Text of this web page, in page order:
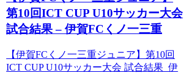
第10回ICT CUP U10サッカー大会
試合結果 – 伊賀FCくノ一三重
【伊賀FCくノ一三重ジュニア】第10回
ICT CUP U10サッカー大会 試合結果 伊